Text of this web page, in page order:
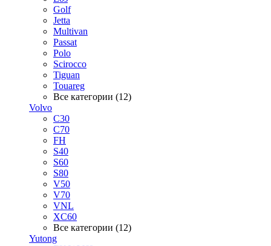
Golf
Jetta
Multivan
Passat
Polo
Scirocco
Tiguan
Touareg
Все категории (12)
Volvo
C30
C70
FH
S40
S60
S80
V50
V70
VNL
XC60
Все категории (12)
Yutong